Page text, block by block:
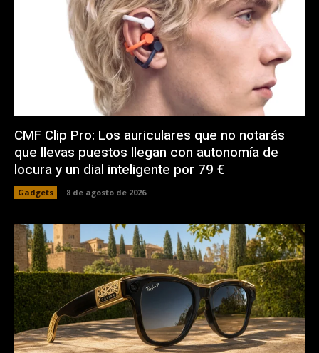
CMF Clip Pro: Los auriculares que no notarás
que llevas puestos llegan con autonomía de
locura y un dial inteligente por 79 €
Gadgets 8 de agosto de 2026